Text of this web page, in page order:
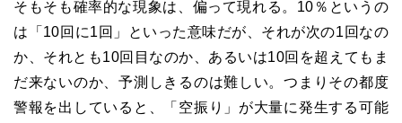
そもそも確率的な現象は、偏って現れる。10％というの
は「10回に1回」といった意味だが、それが次の1回なの
か、それとも10回目なのか、あるいは10回を超えてもま
だ来ないのか、予測しきるのは難しい。つまりその都度
警報を出していると、「空振り」が大量に発生する可能